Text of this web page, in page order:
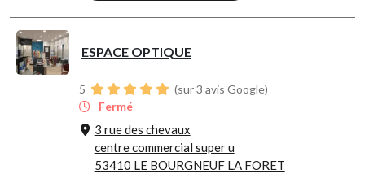
ESPACE OPTIQUE
5
(sur 3 avis Google)
Fermé
3 rue des chevaux
centre commercial super u
53410 LE BOURGNEUF LA FORET